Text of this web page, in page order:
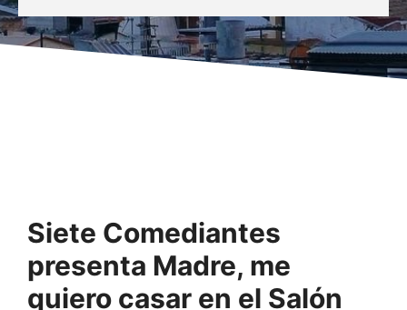
Siete Comediantes
presenta Madre, me
quiero casar en el Salón